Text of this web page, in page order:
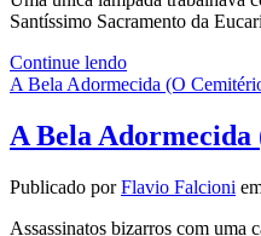
Santíssimo Sacramento da
Continue lendoMISSA
DAS
A Bela Adormecida (O
A Bela Adormecida
Publicado porFlavio Falcioni
Assassinatos bizarros com uma